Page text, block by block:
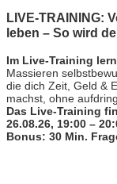
LIVE-TRAINING:
leben – So wird
Im Live-Training
Massieren
die dich Zeit, Geld &
machst, ohne
Das Live-Training
26.08.26, 19:00 –
Bonus: 30 Min.